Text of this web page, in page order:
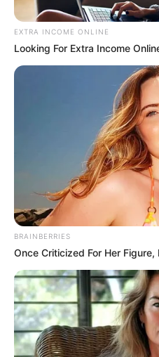
EXTRA INCOME ONLINE
Looking For Extra Income
BRAINBERRIES
Once Criticized For Her